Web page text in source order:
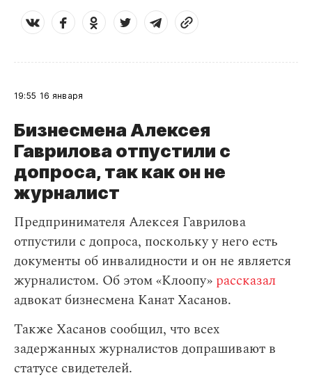
19:55 16 января
Бизнесмена Алексея
Гаврилова отпустили с
допроса, так как он не
журналист
Предпринимателя Алексея Гаврилова
отпустили с допроса, поскольку у него есть
документы об инвалидности и он не является
журналистом. Об этом «Клоопу» рассказал
адвокат бизнесмена Канат Хасанов.
Также Хасанов сообщил, что всех
задержанных журналистов допрашивают в
статусе свидетелей.